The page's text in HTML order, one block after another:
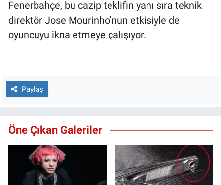
Fenerbahçe, bu cazip teklifin yanı sıra teknik
direktör Jose Mourinho’nun etkisiyle de
oyuncuyu ikna etmeye çalışıyor.
Paylaş
Öne Çıkan Galeriler